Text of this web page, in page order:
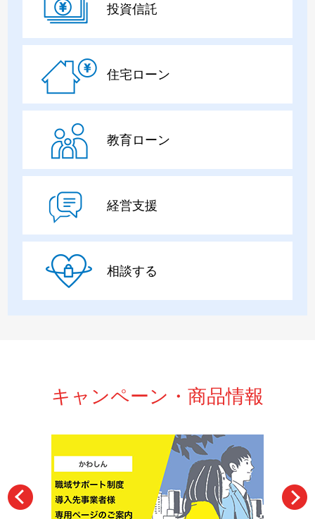
投資信託
住宅ローン
教育ローン
経営支援
相談する
キャンペーン・商品情報